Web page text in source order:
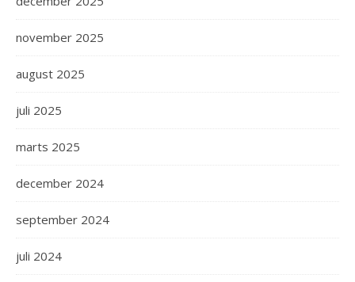
november 2025
august 2025
juli 2025
marts 2025
december 2024
september 2024
juli 2024